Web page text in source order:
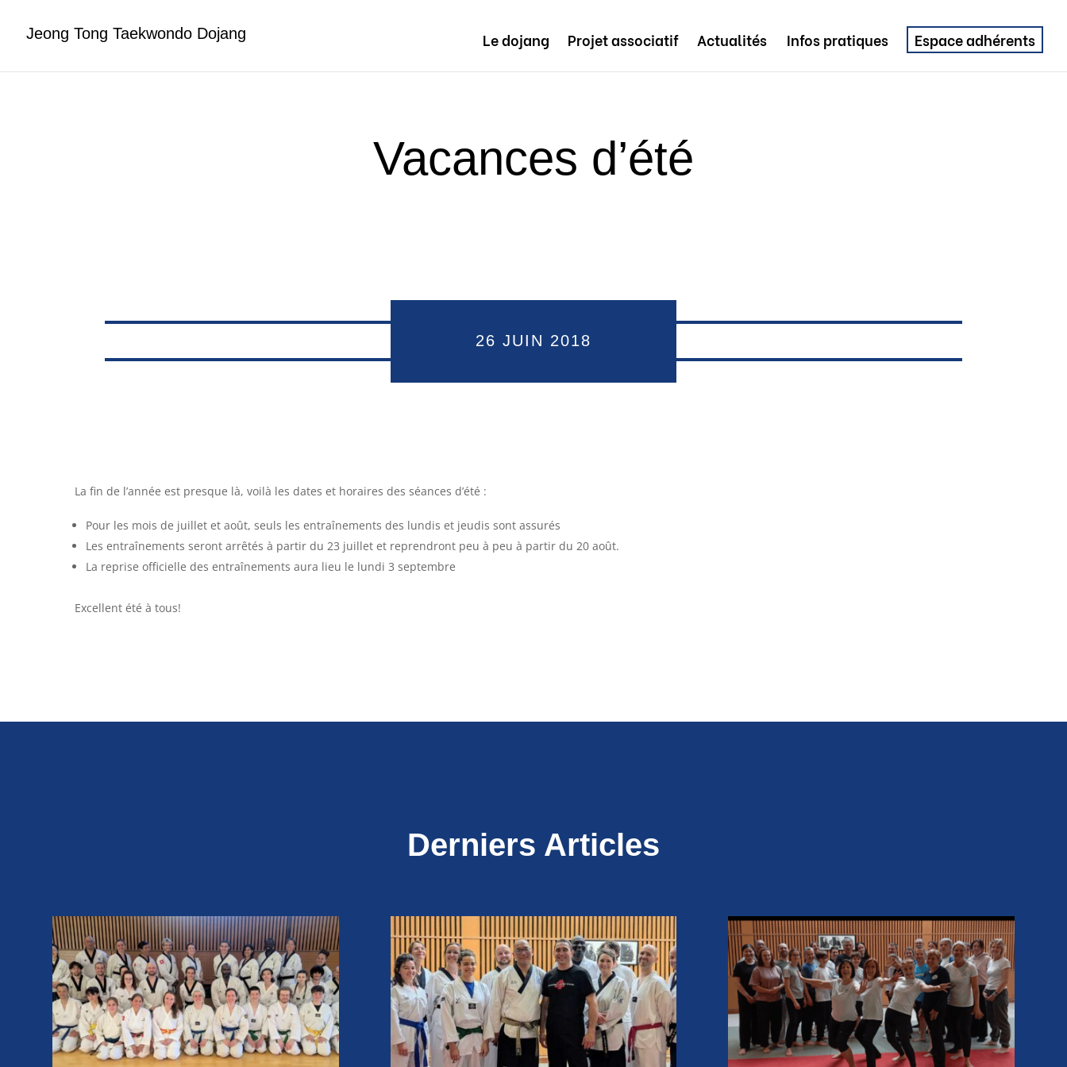
Jeong Tong Taekwondo Dojang Le dojang Projet associatif Actualités Infos pratiques Espace adhérents
Vacances d’été
26 JUIN 2018
La fin de l’année est presque là, voilà les dates et horaires des séances d’été :
Pour les mois de juillet et août, seuls les entraînements des lundis et jeudis sont assurés
Les entraînements seront arrêtés à partir du 23 juillet et reprendront peu à peu à partir du 20 août.
La reprise officielle des entraînements aura lieu le lundi 3 septembre
Excellent été à tous!
Derniers Articles